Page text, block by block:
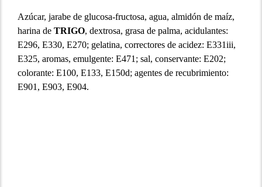
Azúcar, jarabe de glucosa-fructosa, agua, almidón de maíz,
harina de TRIGO, dextrosa, grasa de palma, acidulantes:
E296, E330, E270; gelatina, correctores de acidez: E331iii,
E325, aromas, emulgente: E471; sal, conservante: E202;
colorante: E100, E133, E150d; agentes de recubrimiento:
E901, E903, E904.